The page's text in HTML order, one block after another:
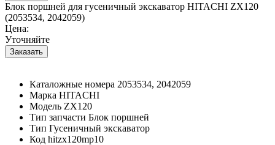
Блок поршней для гусеничный экскаватор HITACHI ZX120
(2053534, 2042059)
Цена:
Уточняйте
Каталожные номера 2053534, 2042059
Марка HITACHI
Модель ZX120
Тип запчасти Блок поршней
Тип Гусеничный экскаватор
Код hitzx120mp10